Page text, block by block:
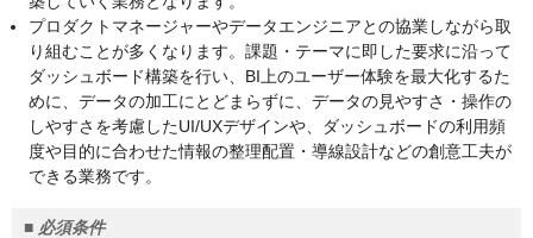
プロダクトマネージャーやデータエンジニアとの協業しながら取
り組むことが多くなります。課題・テーマに即した要求に沿って
ダッシュボード構築を行い、BI上のユーザー体験を最大化するた
めに、データの加工にとどまらずに、データの見やすさ・操作の
しやすさを考慮したUI/UXデザインや、ダッシュボードの利用頻
度や目的に合わせた情報の整理配置・導線設計などの創意工夫が
できる業務です。
■ 必須条件